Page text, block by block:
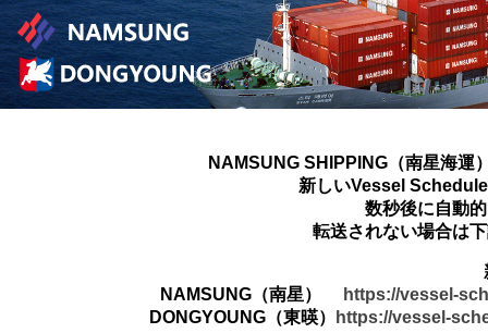
NAMSUNG SHIPPING（南星海運
新しいVessel
数秒後に自動
転送されない場合は
NAMSUNG（南星）
https://vessel-
DONGYOUNG（東暎）
https://vessel-